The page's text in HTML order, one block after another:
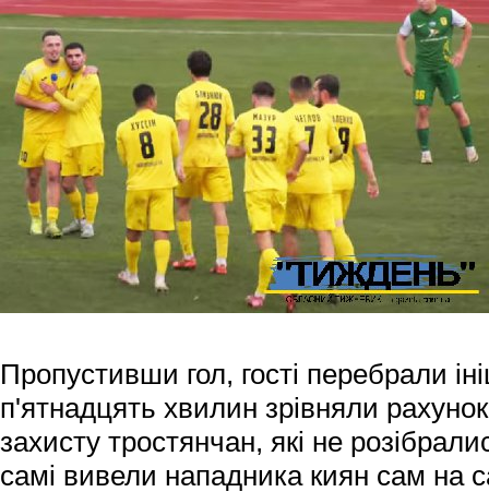
Пропустивши гол, гості перебрали
п'ятнадцять хвилин зрівняли
захисту тростянчан, які не
самі вивели нападника киян сам на